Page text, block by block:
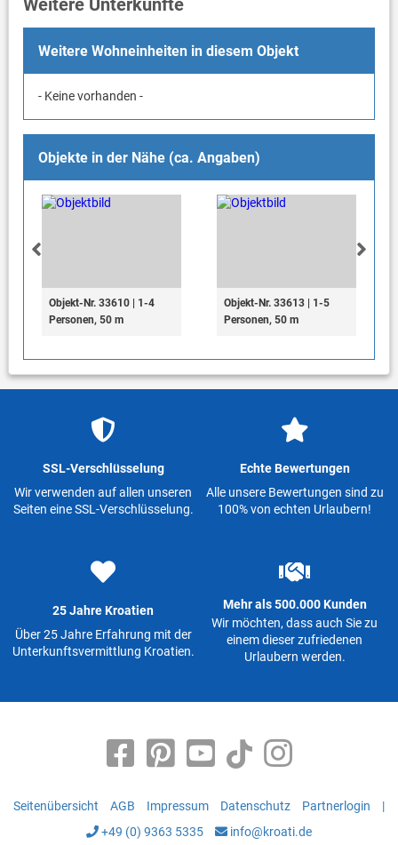
Weitere Unterkünfte
Weitere Wohneinheiten in diesem Objekt
- Keine vorhanden -
Objekte in der Nähe (ca. Angaben)
Objekt-Nr. 33610 | 1-4
Personen, 50 m
Objekt-Nr. 33613 | 1-5
Personen, 50 m
SSL-Verschlüsselung
Wir verwenden auf allen unseren
Seiten eine SSL-Verschlüsselung.
Echte Bewertungen
Alle unsere Bewertungen sind zu
100% von echten Urlaubern!
25 Jahre Kroatien
Über 25 Jahre Erfahrung mit der
Unterkunftsvermittlung Kroatien.
Mehr als 500.000 Kunden
Wir möchten, dass auch Sie zu
einem dieser zufriedenen
Urlaubern werden.
Seitenübersicht AGB Impressum Datenschutz Partnerlogin
|
+49 (0) 9363 5335
info@kroati.de